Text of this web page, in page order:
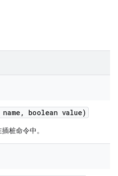
, boolean value)
桩命令中。